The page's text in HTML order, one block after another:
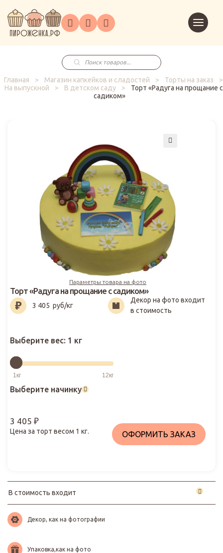
ГлавнаяКаталог
на
заказ
Праздники
Корпоративным
клиентам
в
корзину
Поиск
товаров
Главная
> Магазин капкейков и сладостей > Торты на заказ
>
На выпускной
> В детском саду >
Торт «Радуга на прощание с
садиком»
Параметры товара на фото
3 405₽
Торт «Радуга на прощание с садиком»
3 405 руб/кг
Декор на фото входит
в стоимость
Выберите вес: 1 кг
Выберите начинку
3 405 ₽
Цена за торт весом 1 кг. ОФОРМИТЬ ЗАКАЗ
В стоимость входит
Декор, как на фотографии
Упаковка,как на фото